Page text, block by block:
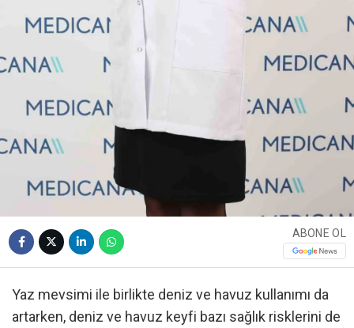
ABONE OL
Yaz mevsimi ile birlikte deniz ve havuz kullanımı da
artarken, deniz ve havuz keyfi bazı sağlık risklerini de